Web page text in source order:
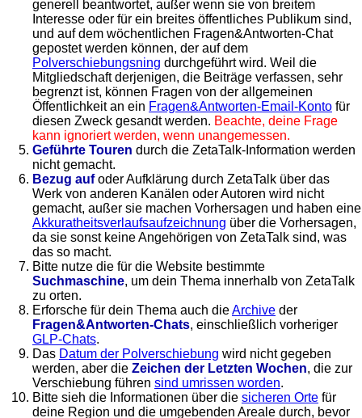
generell beantwortet, außer wenn sie von breitem
Interesse oder für ein breites öffentliches Publikum sind,
und auf dem wöchentlichen Fragen&Antworten-Chat
gepostet werden können, der auf dem
Polverschiebungsning durchgeführt wird. Weil die
Mitgliedschaft derjenigen, die Beiträge verfassen, sehr
begrenzt ist, können Fragen von der allgemeinen
Öffentlichkeit an ein Fragen&Antworten-Email-Konto für
diesen Zweck gesandt werden. Beachte, deine Frage
kann ignoriert werden, wenn unangemessen.
Geführte Touren durch die ZetaTalk-Information werden
nicht gemacht.
Bezug aufoder Aufklärung durch ZetaTalk über das
Werk von anderen Kanälen oder Autoren wird nicht
gemacht, außer sie machen Vorhersagen und haben eine
Akkuratheitsverlaufsaufzeichnung über die Vorhersagen,
da sie sonst keine Angehörigen von ZetaTalk sind, was
das so macht.
Bitte nutze die für die Website bestimmte
Suchmaschine, um dein Thema innerhalb von ZetaTalk
zu orten.
Erforsche für dein Thema auch dieArchive der
Fragen&Antworten-Chats, einschließlich vorheriger
GLP-Chats.
Das Datum der Polverschiebung wird nicht gegeben
werden, aber die Zeichen der Letzten Wochen, die zur
Verschiebung führen sind umrissen worden.
Bitte sieh die Informationen über die sicheren Orte für
deine Region und die umgebenden Areale durch, bevor